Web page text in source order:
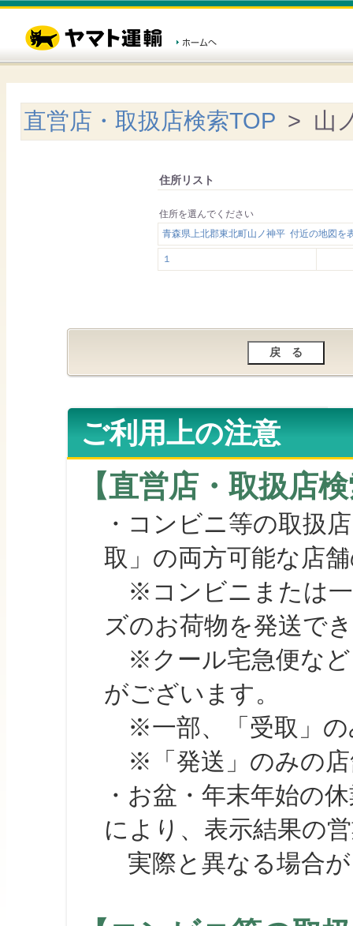
直営店・取扱店検索TOP > 山
住所リスト
住所を選んでください
青森県上北郡東北町山ノ神平 付近の地図を
１
ご利用上の注意
【直営店・取扱店
・コンビニ等の取扱
取」の両方可能な店
※コンビニまたは一
ズのお荷物を発送で
※クール宅急便など
がございます。
※一部、「受取」の
※「発送」のみの店
・お盆・年末年始の
により、表示結果の
実際と異なる場合が